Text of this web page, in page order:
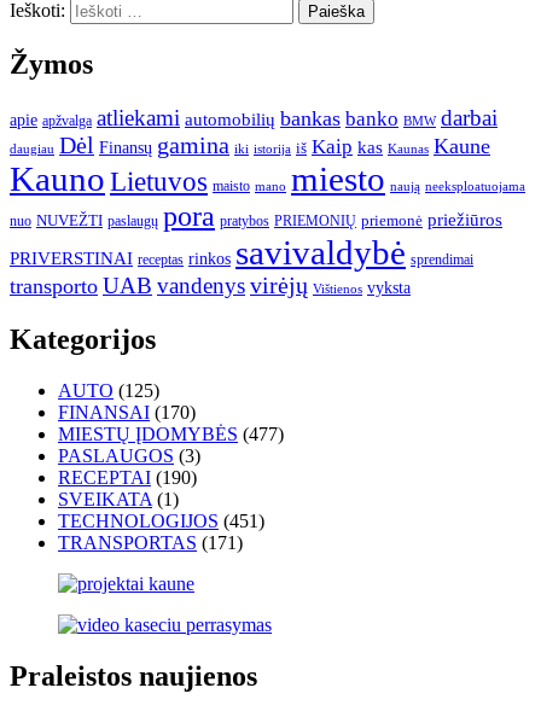
Ieškoti:
Žymos
apie apžvalga atliekami automobilių bankas banko BMW darbai
daugiau Dėl Finansų gamina iki istorija iš Kaip kas Kaunas Kaune
KaunoLietuvos maisto mano miesto naują neeksploatuojama
nuo NUVEŽTI paslaugų pora pratybos PRIEMONIŲ priemonė priežiūros
PRIVERSTINAI receptas rinkos savivaldybė sprendimai
transporto UAB vandenysvirėjų Vištienos vyksta
Kategorijos
AUTO (125)
FINANSAI (170)
MIESTŲ ĮDOMYBĖS (477)
PASLAUGOS (3)
RECEPTAI (190)
SVEIKATA (1)
TECHNOLOGIJOS (451)
TRANSPORTAS (171)
Praleistos naujienos